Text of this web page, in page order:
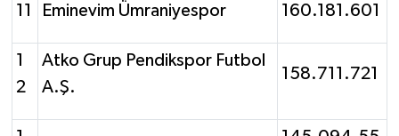
11 Eminevim Ümraniyespor 160.181.601
1
2
Atko Grup Pendikspor Futbol
A.Ş.
158.711.721